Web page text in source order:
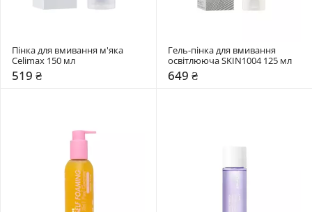
Пінка для вмивання м'яка
Celimax 150 мл
519 ₴
Гель-пінка для вмивання
освітлююча SKIN1004 125 мл
649 ₴